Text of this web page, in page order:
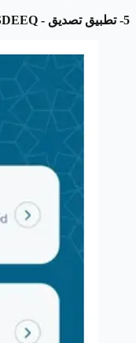
5- تطبيق تصديق - TASDEEQ